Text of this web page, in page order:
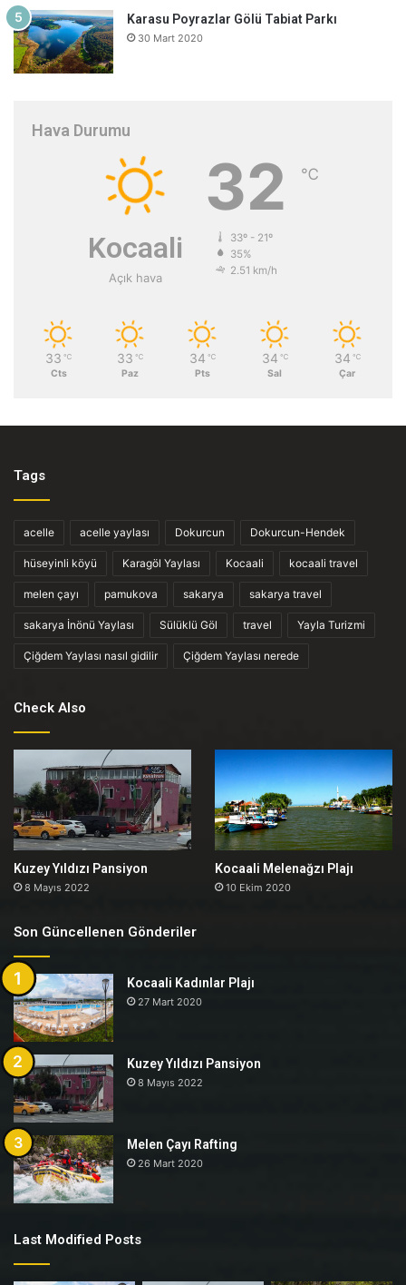
Karasu Poyrazlar Gölü Tabiat Parkı
30 Mart 2020
Hava Durumu
Kocaali
Açık hava
32 ℃
33º - 21º
35%
2.51 km/h
33 ℃
Cts
33 ℃
Paz
34 ℃
Pts
34 ℃
Sal
34 ℃
Çar
Tags
acelle acelle yaylası Dokurcun Dokurcun-Hendek
hüseyinli köyü Karagöl Yaylası Kocaali kocaali travel
melen çayı pamukova sakarya sakarya travel
sakarya İnönü Yaylası Sülüklü Göl travel Yayla Turizmi
Çiğdem Yaylası nasıl gidilir Çiğdem Yaylası nerede
Check Also
Kuzey Yıldızı Pansiyon
8 Mayıs 2022
Kocaali Melenağzı Plajı
10 Ekim 2020
Son Güncellenen Gönderiler
Kocaali Kadınlar Plajı
27 Mart 2020
Kuzey Yıldızı Pansiyon
8 Mayıs 2022
Melen Çayı Rafting
26 Mart 2020
Last Modified Posts